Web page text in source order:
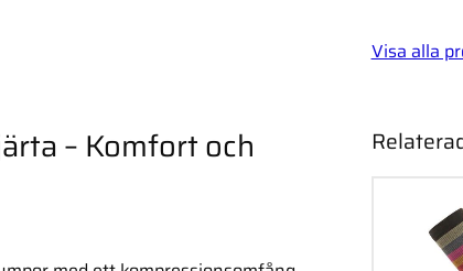
Visa alla
– Komfort och